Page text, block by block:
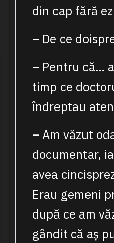
din cap fără
– De ce
– Pentru că…
timp ce
îndreptau
– Am văzut
documentar,
avea
Erau gemeni
după ce am
gândit că aș